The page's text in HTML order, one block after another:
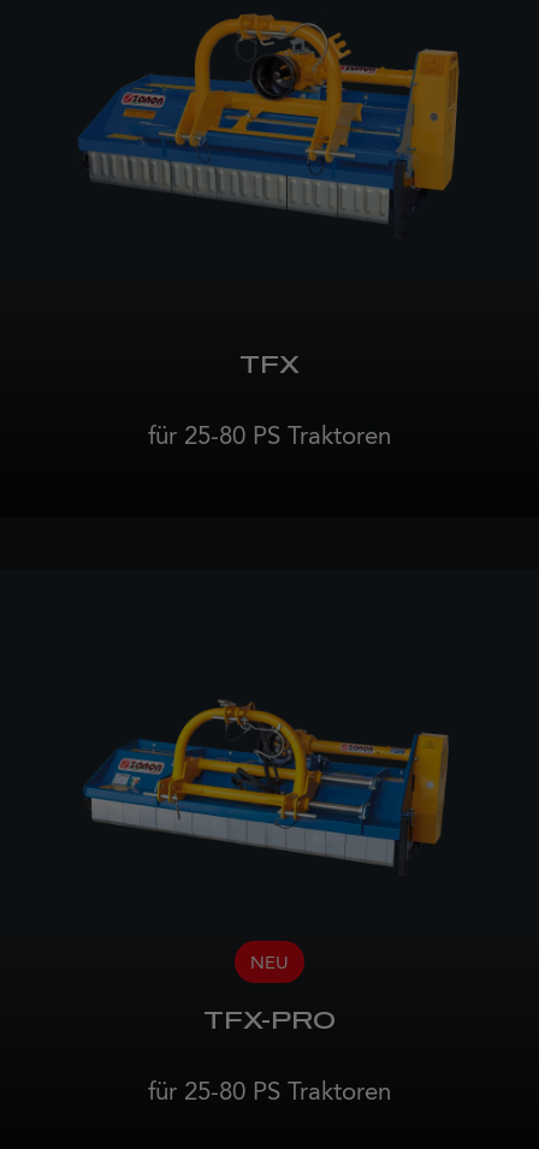
TFX
für 25-80 PS Traktoren
NEU
TFX-PRO
für 25-80 PS Traktoren